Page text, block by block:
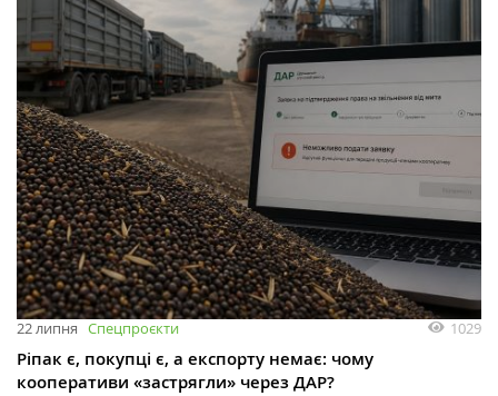
22 липня Спецпроєкти 1029
Ріпак є, покупці є, а експорту немає: чому
кооперативи «застрягли» через ДАР?